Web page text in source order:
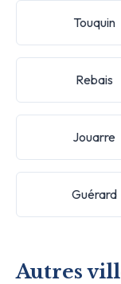
Touquin
Rebais
Jouarre
Guérard
Autres